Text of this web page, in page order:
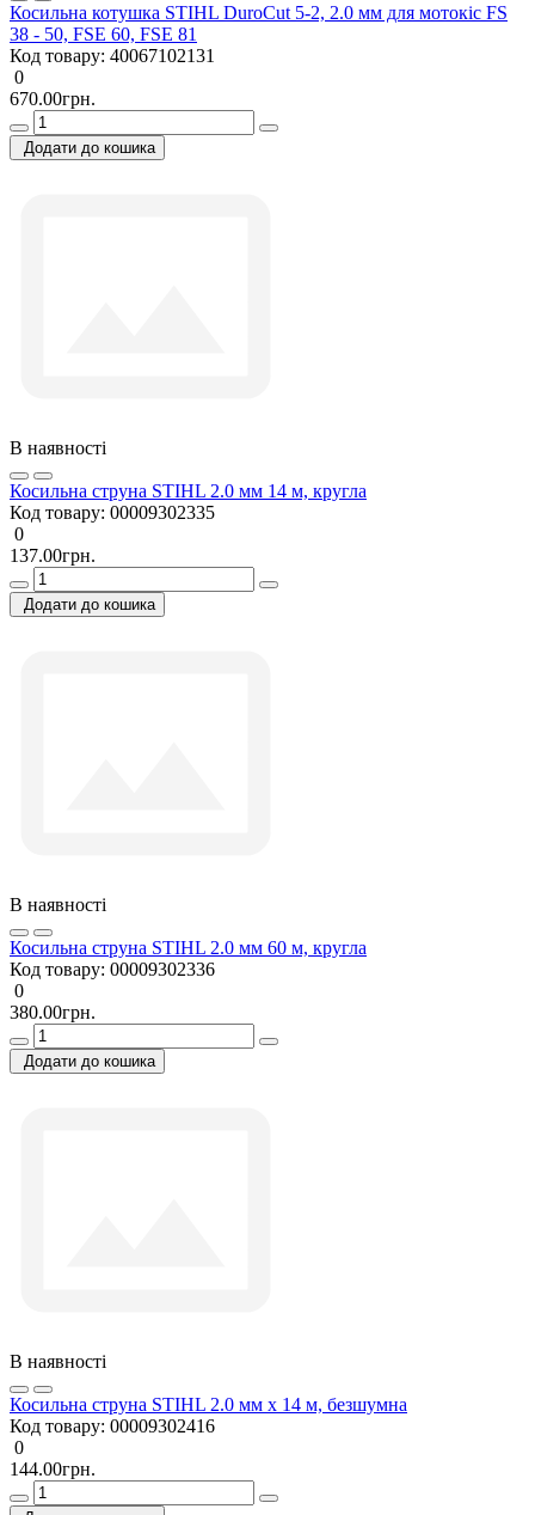
Косильна котушка STIHL DuroCut 5-2, 2.0 мм для мотокіс FS
38 - 50, FSE 60, FSE 81
Код товару: 40067102131
0
670.00грн.
Додати до кошика
В наявності
Косильна струна STIHL 2.0 мм 14 м, кругла
Код товару: 00009302335
0
137.00грн.
Додати до кошика
В наявності
Косильна струна STIHL 2.0 мм 60 м, кругла
Код товару: 00009302336
0
380.00грн.
Додати до кошика
В наявності
Косильна струна STIHL 2.0 мм х 14 м, безшумна
Код товару: 00009302416
0
144.00грн.